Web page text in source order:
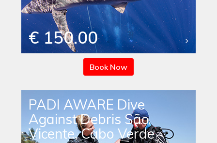
€ 150.00
Book Now
PADI AWARE Dive
Against Debris São
Vicente, Cabo Verde